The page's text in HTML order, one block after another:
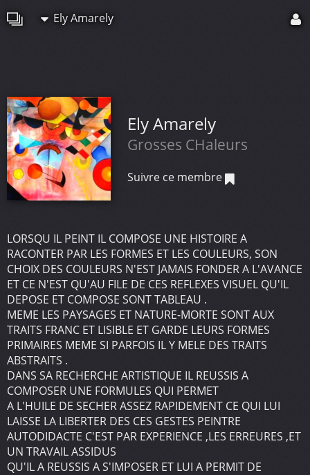
Ely Amarely
Ely Amarely
Grosses CHaleurs
Suivre ce membre
LORSQU IL PEINT IL COMPOSE UNE HISTOIRE A
RACONTER PAR LES FORMES ET LES COULEURS, SON
CHOIX DES COULEURS N'EST JAMAIS FONDER A L'AVANCE
ET CE N'EST QU'AU FILE DE CES REFLEXES VISUEL QU'IL
DEPOSE ET COMPOSE SONT TABLEAU .
MEME LES PAYSAGES ET NATURE-MORTE SONT AUX
TRAITS FRANC ET LISIBLE ET GARDE LEURS FORMES
PRIMAIRES MEME SI PARFOIS IL Y MELE DES TRAITS
ABSTRAITS .
DANS SA RECHERCHE ARTISTIQUE IL REUSSIS A
COMPOSER UNE FORMULES QUI PERMET
A L'HUILE DE SECHER ASSEZ RAPIDEMENT CE QUI LUI
LAISSE LA LIBERTER DES CES GESTES PEINTRE
AUTODIDACTE C'EST PAR EXPERIENCE ,LES ERREURES ,ET
UN TRAVAIL ASSIDUS
QU'IL A REUSSIS A S'IMPOSER ET LUI A PERMIT DE